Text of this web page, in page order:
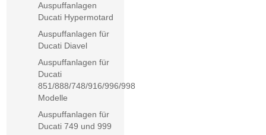
Auspuffanlagen
Ducati Hypermotard
Auspuffanlagen für
Ducati Diavel
Auspuffanlagen für
Ducati
851/888/748/916/996/998
Modelle
Auspuffanlagen für
Ducati 749 und 999